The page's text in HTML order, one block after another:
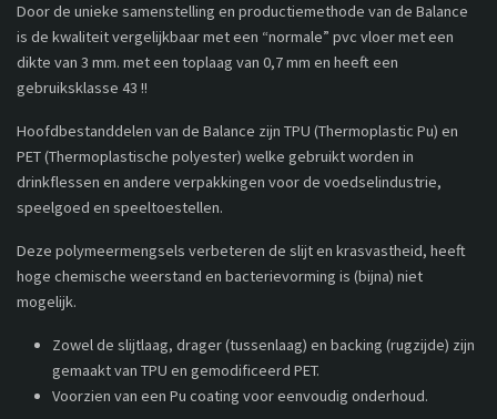
Door de unieke samenstelling en productiemethode van de Balance
is de kwaliteit vergelijkbaar met een “normale” pvc vloer met een
dikte van 3 mm. met een toplaag van 0,7 mm en heeft een
gebruiksklasse 43 !!
Hoofdbestanddelen van de Balance zijn TPU (Thermoplastic Pu) en
PET (Thermoplastische polyester) welke gebruikt worden in
drinkflessen en andere verpakkingen voor de voedselindustrie,
speelgoed en speeltoestellen.
Deze polymeermengsels verbeteren de slijt en krasvastheid, heeft
hoge chemische weerstand en bacterievorming is (bijna) niet
mogelijk.
Zowel de slijtlaag, drager (tussenlaag) en backing (rugzijde) zijn
gemaakt van TPU en gemodificeerd PET.
Voorzien van een Pu coating voor eenvoudig onderhoud.